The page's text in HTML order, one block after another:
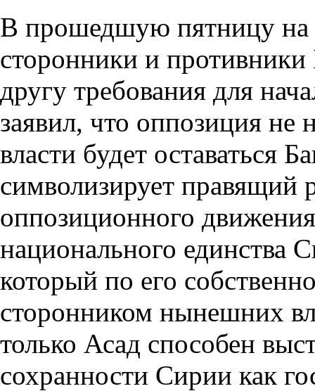
В прошедшую пятницу на
сторонники и
другу требования для
заявил, что оппозиция не
власти будет оставаться
символизирует
оппозиционного
национального единства
который по его
сторонником нынешних
только Асад способен
сохранности Сирии как